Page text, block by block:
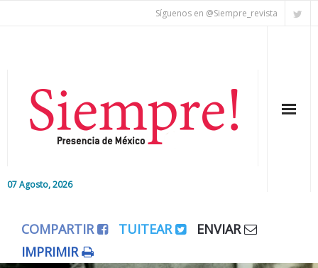
Síguenos en @Siempre_revista
07 Agosto, 2026
Editorial
COMPARTIR TUITEAR
ENVIAR
IMPRIMIR